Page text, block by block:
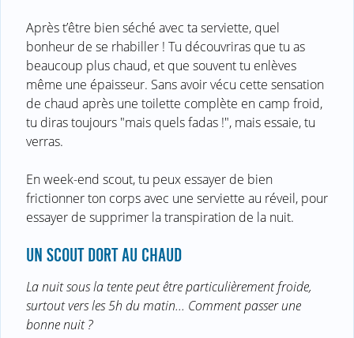
Après t’être bien séché avec ta serviette, quel
bonheur de se rhabiller ! Tu découvriras que tu as
beaucoup plus chaud, et que souvent tu enlèves
même une épaisseur. Sans avoir vécu cette sensation
de chaud après une toilette complète en camp froid,
tu diras toujours "mais quels fadas !", mais essaie, tu
verras.
En week-end scout, tu peux essayer de bien
frictionner ton corps avec une serviette au réveil, pour
essayer de supprimer la transpiration de la nuit.
UN SCOUT DORT AU CHAUD
La nuit sous la tente peut être particulièrement froide,
surtout vers les 5h du matin... Comment passer une
bonne nuit ?